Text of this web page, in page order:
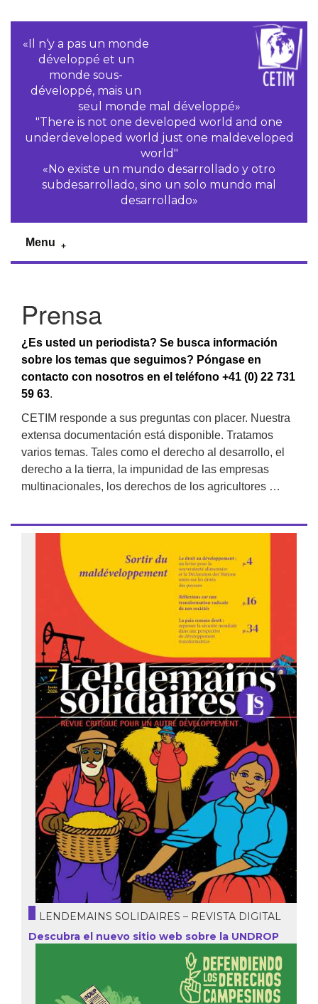
«Il n‘y a pas un monde
développé et un
monde sous-
développé, mais un
seul monde mal développé»
"There is not one developed world and one
underdeveloped world just one maldeveloped
world"
«No existe un mundo desarrollado y otro
subdesarrollado, sino un solo mundo mal
desarrollado»
Menu
Prensa
¿Es usted un periodista? Se busca información
sobre los temas que seguimos? Póngase en
contacto con nosotros en el teléfono +41 (0) 22 731
59 63.
CETIM responde a sus preguntas con placer. Nuestra
extensa documentación está disponible. Tratamos
varios temas. Tales como el derecho al desarrollo, el
derecho a la tierra, la impunidad de las empresas
multinacionales, los derechos de los agricultores …
LENDEMAINS SOLIDAIRES – REVISTA DIGITAL
Descubra el nuevo sitio web sobre la UNDROP